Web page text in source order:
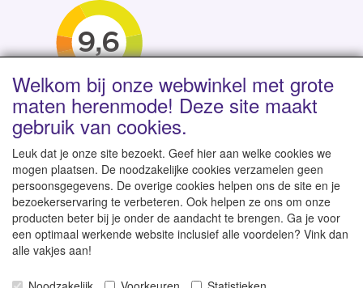
Levertijd 1-2 werkdagen | Vanaf € 95 gratis verzending
binnen NL | Direct leverbaar uit eigen voorraad
Welkom bij onze webwinkel met grote
maten herenmode! Deze site maakt
gebruik van cookies.
Leuk dat je onze site bezoekt. Geef hier aan welke cookies we
mogen plaatsen. De noodzakelijke cookies verzamelen geen
persoonsgegevens. De overige cookies helpen ons de site en je
bezoekerservaring te verbeteren. Ook helpen ze ons om onze
producten beter bij je onder de aandacht te brengen. Ga je voor
een optimaal werkende website inclusief alle voordelen? Vink dan
alle vakjes aan!